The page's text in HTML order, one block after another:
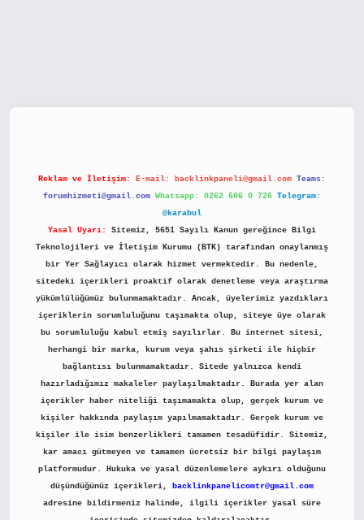
Reklam ve İletişim: E-mail: backlinkpaneli@gmail.com Teams:
forumhizmeti@gmail.com Whatsapp: 0262 606 0 726 Telegram:
@karabul
Yasal Uyarı:
Sitemiz, 5651 Sayılı Kanun gereğince Bilgi
Teknolojileri ve İletişim Kurumu (BTK) tarafından onaylanmış
bir Yer Sağlayıcı olarak hizmet vermektedir. Bu nedenle,
sitedeki içerikleri proaktif olarak denetleme veya araştırma
yükümlülüğümüz bulunmamaktadır. Ancak, üyelerimiz yazdıkları
içeriklerin sorumluluğunu taşımakta olup, siteye üye olarak
bu sorumluluğu kabul etmiş sayılırlar. Bu internet sitesi,
herhangi bir marka, kurum veya şahıs şirketi ile hiçbir
bağlantısı bulunmamaktadır. Sitede yalnızca kendi
hazırladığımız makaleler paylaşılmaktadır. Burada yer alan
içerikler haber niteliği taşımamakta olup, gerçek kurum ve
kişiler hakkında paylaşım yapılmamaktadır. Gerçek kurum ve
kişiler ile isim benzerlikleri tamamen tesadüfidir. Sitemiz,
kar amacı gütmeyen ve tamamen ücretsiz bir bilgi paylaşım
platformudur. Hukuka ve yasal düzenlemelere aykırı olduğunu
düşündüğünüz içerikleri,
backlinkpanelicomtr@gmail.com
adresine bildirmeniz halinde, ilgili içerikler yasal süre